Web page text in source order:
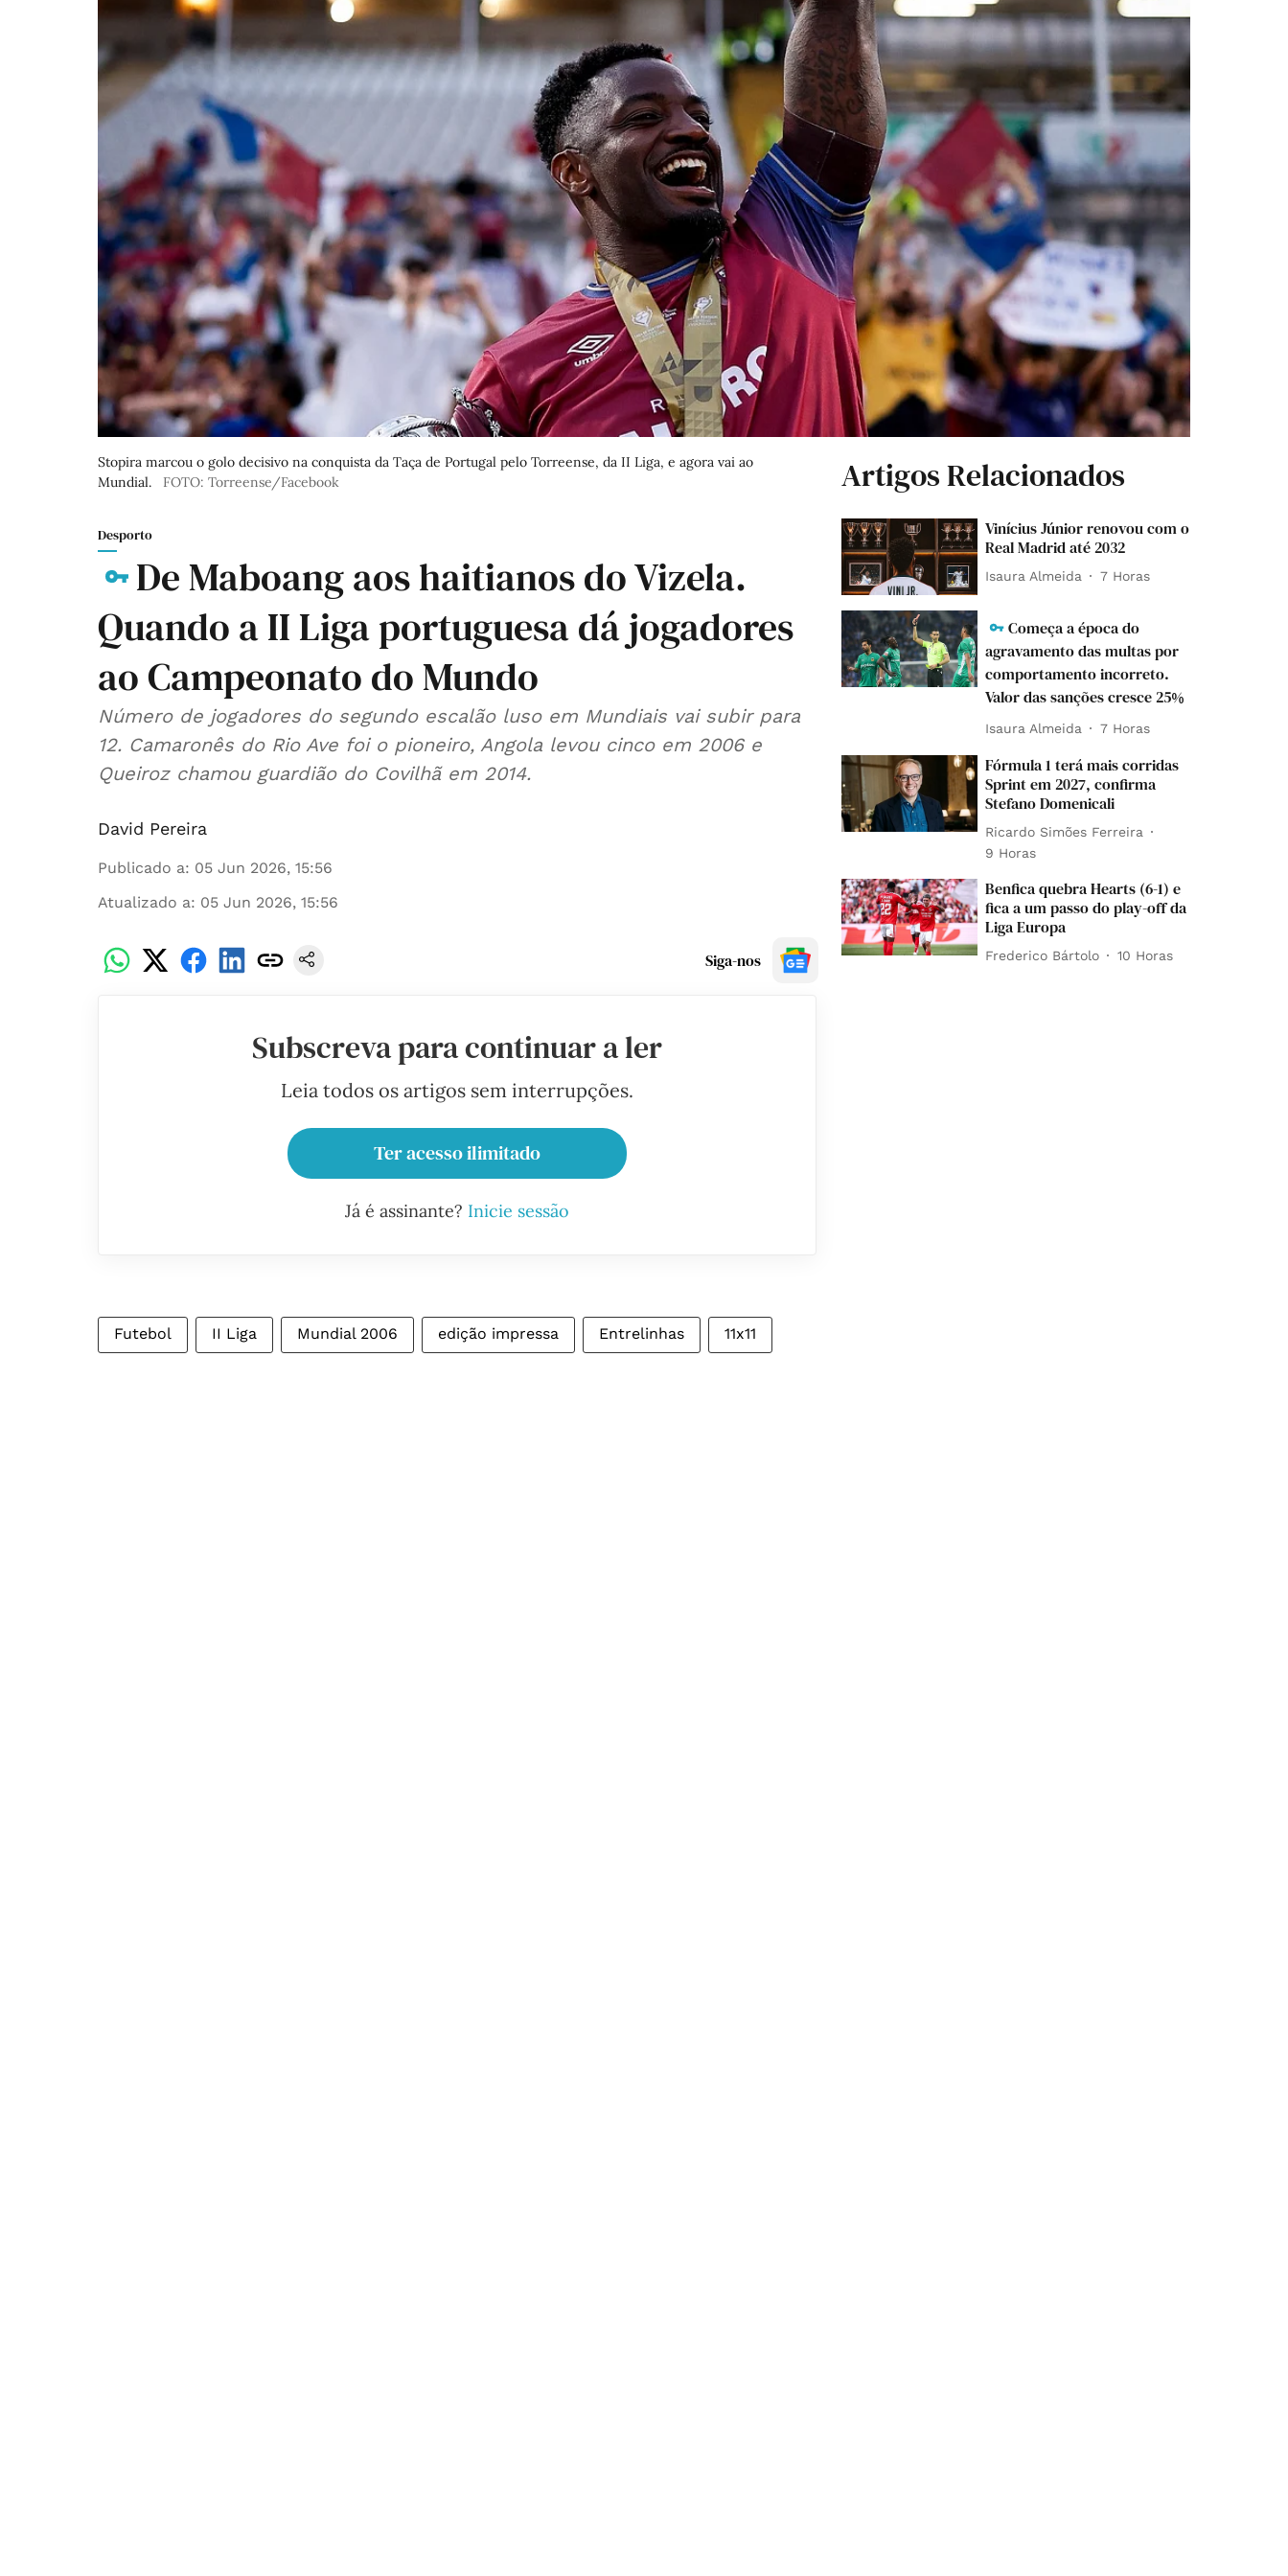
Stopira marcou o golo decisivo na conquista da Taça de Portugal pelo Torreense, da II Liga, e agora vai ao
Mundial.
FOTO: Torreense/Facebook
Desporto
De Maboang aos haitianos do Vizela.
Quando a II Liga portuguesa dá jogadores
ao Campeonato do Mundo
Número de jogadores do segundo escalão luso em Mundiais vai subir para
12. Camaronês do Rio Ave foi o pioneiro, Angola levou cinco em 2006 e
Queiroz chamou guardião do Covilhã em 2014.
David Pereira
Publicado a: 05 Jun 2026, 15:56
Atualizado a: 05 Jun 2026, 15:56
Siga-nos
Subscreva para continuar a ler
Leia todos os artigos sem interrupções.
Ter acesso ilimitado
Já é assinante? Inicie sessão
Futebol II Liga Mundial 2006 edição impressa Entrelinhas 11x11
Artigos Relacionados
Vinícius Júnior renovou com o
Real Madrid até 2032
Isaura Almeida 7 Horas
Começa a época do
agravamento das multas por
comportamento incorreto.
Valor das sanções cresce 25%
Isaura Almeida 7 Horas
Fórmula 1 terá mais corridas
Sprint em 2027, confirma
Stefano Domenicali
Ricardo Simões Ferreira
9 Horas
Benfica quebra Hearts (6-1) e
fica a um passo do play-off da
Liga Europa
Frederico Bártolo 10 Horas